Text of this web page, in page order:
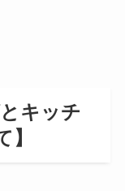
キッチ